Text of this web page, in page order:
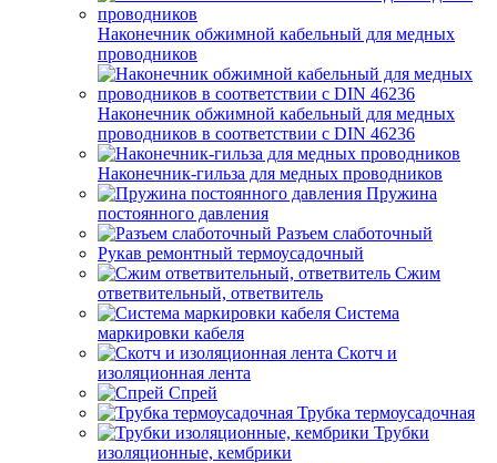
Наконечник обжимной кабельный для медных
проводников
Наконечник обжимной кабельный для медных
проводников в соответствии с DIN 46236
Наконечник-гильза для медных проводников
Пружина
постоянного давления
Разъем слаботочный
Рукав ремонтный термоусадочный
Сжим
ответвительный, ответвитель
Система
маркировки кабеля
Скотч и
изоляционная лента
Спрей
Трубка термоусадочная
Трубки
изоляционные, кембрики